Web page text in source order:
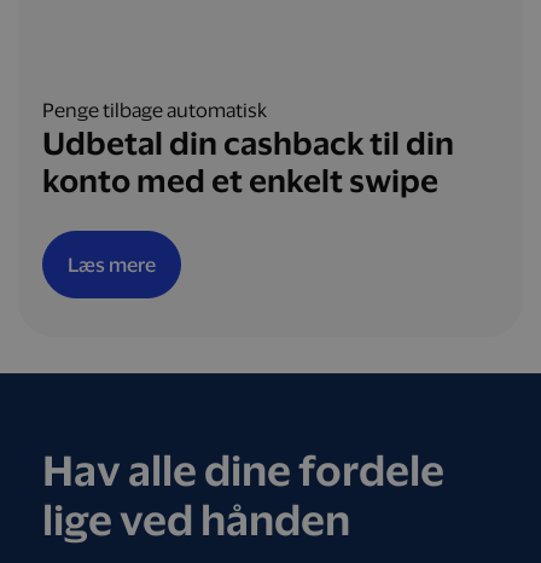
Penge tilbage automatisk
Udbetal din cashback til din
konto med et enkelt swipe
Læs mere
Hav alle dine fordele
lige ved hånden